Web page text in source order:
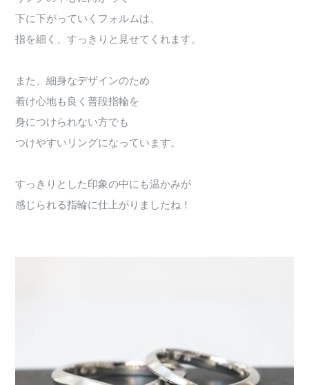
下に下がっていくフォルムは、
指を細く、すっきりと見せてくれます。
また、細身なデザインのため
着け心地も良く普段指輪を
身につけられない方でも
つけやすいリングになっています。
すっきりとした印象の中にも温かみが
感じられる指輪に仕上がりましたね！